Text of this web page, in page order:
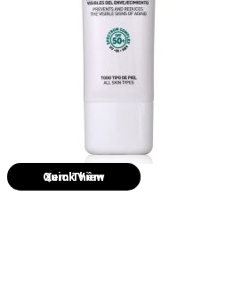
Quick View